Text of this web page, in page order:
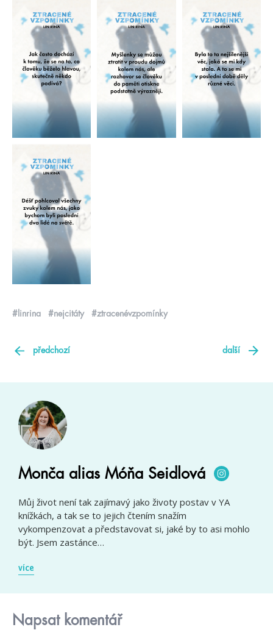
#linrina #nejcitáty #ztracenévzpomínky
předchozí další
Monča alias Móňa Seidlová
Můj život není tak zajímavý jako životy postav v YA
knížkách, a tak se to jejich čtením snažím
vykompenzovat a představovat si, jaké by to asi mohlo
být. Jsem zastánce…
více
Napsat komentář